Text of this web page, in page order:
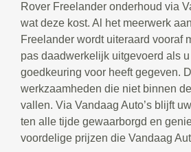
Rover Freelander onderhoud via
wat deze kost. Al het meerwerk
Freelander wordt uiteraard vooraf
pas daadwerkelijk uitgevoerd als
goedkeuring voor heeft gegeven.
werkzaamheden die niet binnen
vallen. Via Vandaag Auto’s blijft
ten alle tijde gewaarborgd en
voordelige prijzen die Vandaag